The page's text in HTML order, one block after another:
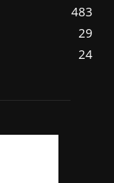
483
29
24